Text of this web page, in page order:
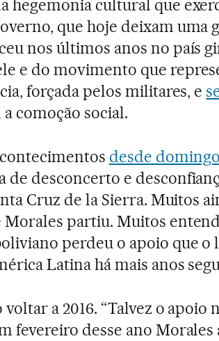
hegemonia cultural que
que hoje deixam uma
nos últimos anos no país
e do movimento que
forçada pelos militares, e
a comoção social.
desde
desconcerto e
Cruz de la Sierra. Muitos
partiu. Muitos
perdeu o apoio que o
Latina há mais anos
a 2016. “Talvez o apoio
fevereiro desse ano